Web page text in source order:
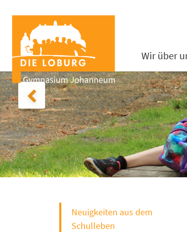
Wir über
Neuigkeiten aus dem
Schulleben